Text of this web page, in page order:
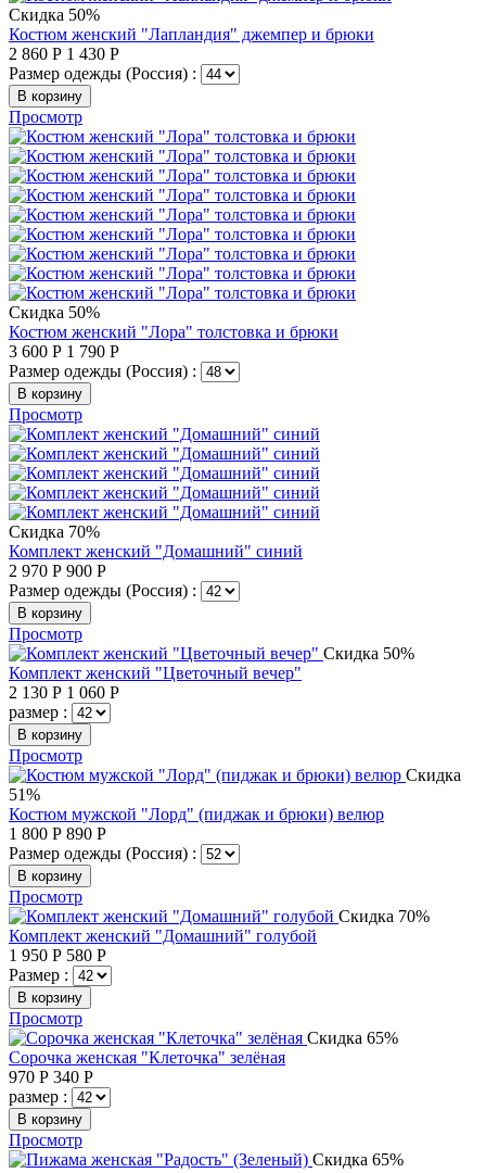
Скидка 50%
Костюм женский "Лапландия" джемпер и брюки
2 860 Р 1 430 Р
Размер одежды (Россия) :
В корзину
Просмотр
Скидка 50%
Костюм женский "Лора" толстовка и брюки
3 600 Р 1 790 Р
Размер одежды (Россия) :
В корзину
Просмотр
Скидка 70%
Комплект женский "Домашний" синий
2 970 Р 900 Р
Размер одежды (Россия) :
В корзину
Просмотр
Скидка 50%
Комплект женский "Цветочный вечер"
2 130 Р 1 060 Р
размер :
В корзину
Просмотр
Скидка
51%
Костюм мужской "Лорд" (пиджак и брюки) велюр
1 800 Р 890 Р
Размер одежды (Россия) :
В корзину
Просмотр
Скидка 70%
Комплект женский "Домашний" голубой
1 950 Р 580 Р
Размер :
В корзину
Просмотр
Скидка 65%
Сорочка женская "Клеточка" зелёная
970 Р 340 Р
размер :
В корзину
Просмотр
Скидка 65%